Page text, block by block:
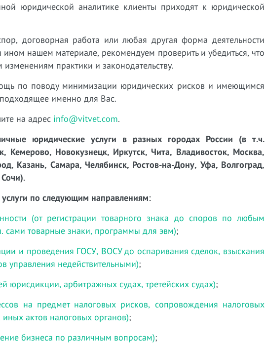
юридической аналитике клиенты приходят к юридической
договорная работа или любая другая форма деятельности
нашем материале, рекомендуем проверить и убедиться, что
практики и законодательству.
по поводу минимизации юридических рисков и имеющимся
именно для Вас.
на адрес info@vitvet.com.
юридические услуги в разных городах России (в т.ч.
Кемерово, Новокузнецк, Иркутск, Чита, Владивосток, Москва,
Казань, Самара, Челябинск, Ростов-на-Дону, Уфа, Волгоград,
по следующим направлениям:
(от регистрации товарного знака до споров по любым
сами товарные знаки, программы для эвм);
и проведения ГОСУ, ВОСУ до оспаривания сделок, взыскания
управления недействительными);
юрисдикции, арбитражных судах, третейских судах);
на предмет налоговых рисков, сопровождения налоговых
актов налоговых органов);
бизнеса по различным вопросам);